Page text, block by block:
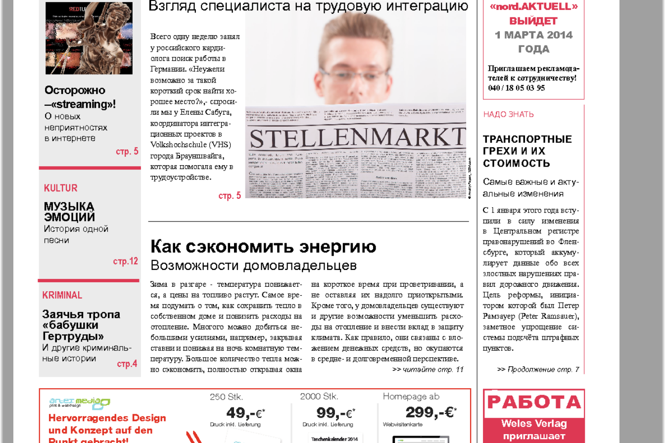
Архив необновляющихся на сайте изданий
7плюс7я Авангард АйБолит Анонс
Антенна
Аргументы и
факты Европа
Аугсбург-сити Афиша Augsburg Бизнес
Бизнес парк Будь здоров Ваша газета Вести
Вечерняя газета
Вечное
сокровище
Восточная
Германия
Восточный
курьер
Wadim
Германия плюс
кулинар
Домашний
ресторан
Еврейская газета
Еврейская
панорама
Европа экспресс Жизнь женщины
Закон и люди
Зарубежные
записки
Здоровье Идеальная фирма Известия BW
Изюм iDEAL Карьера Катюша Кенгуру
Kulinar TV Kurorte aktuell LDK по-русски Life in Франкфурт М-City